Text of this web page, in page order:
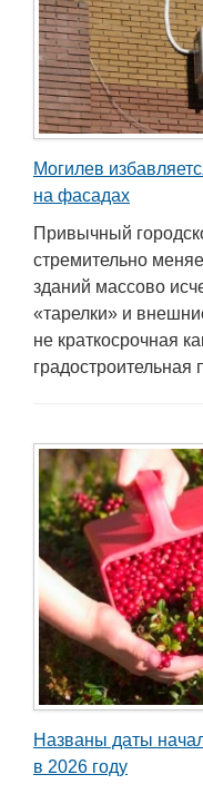
Могилев
на фасадах
Привычный
стремительно
зданий массово
«тарелки» и
не краткосрочная
градостроительная
Названы даты
в 2026 году